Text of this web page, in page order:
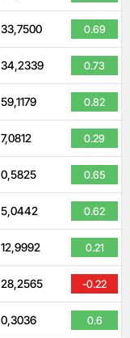
33,7500 0.69
34,2339 0.73
59,1179 0.82
7,0812 0.29
0,5825 0.65
5,0442 0.62
12,9992 0.21
28,2565 -0.22
0,3036 0.6